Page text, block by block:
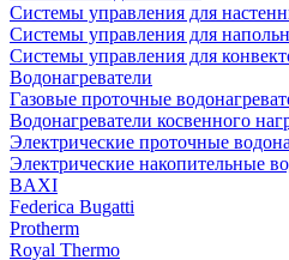
Системы управления для
Системы управления для
Системы управления для
Водонагреватели
Газовые проточные
Водонагреватели косвенного
Электрические проточные
Электрические накопительные
BAXI
Federica Bugatti
Protherm
Royal Thermo